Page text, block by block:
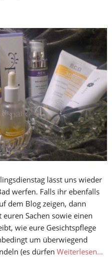
lässt uns wieder
werfen. Falls ihr ebenfalls
dem Blog zeigen, dann
Sachen sowie einen
wie eure Gesichtspflege
um überwiegend
(es dürfen Weiterlesen…